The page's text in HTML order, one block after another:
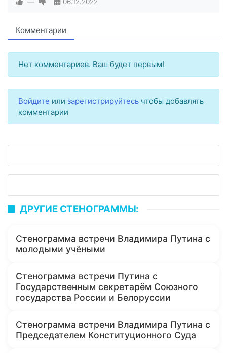
— 06.12.2022
Комментарии
Нет комментариев. Ваш будет первым!
Войдите или зарегистрируйтесь чтобы добавлять
комментарии
ДРУГИЕ СТЕНОГРАММЫ:
Стенограмма встречи Владимира Путина с
молодыми учёными
Стенограмма встречи Путина с
Государственным секретарём Союзного
государства России и Белоруссии
Стенограмма встречи Владимира Путина с
Председателем Конституционного Суда